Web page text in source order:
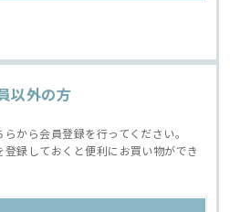
以外の方
から会員登録を行ってください。
録しておくと便利にお買い物ができ